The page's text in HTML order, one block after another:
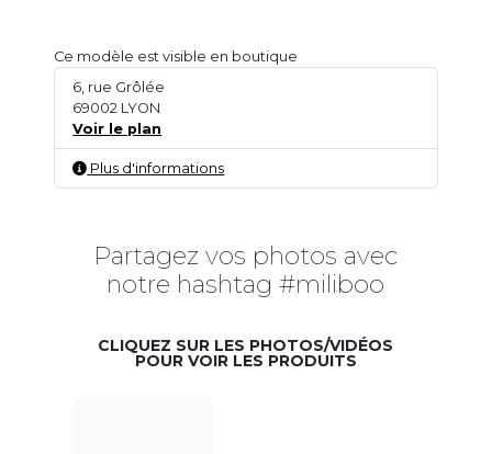
Ce modèle est visible en boutique
6, rue Grôlée
69002 LYON
Voir le plan
Plus d'informations
Partagez vos photos avec
notre hashtag #miliboo
CLIQUEZ SUR LES PHOTOS/VIDÉOS
POUR VOIR LES PRODUITS